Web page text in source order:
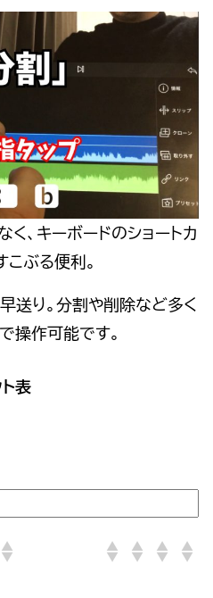
、キーボードのショートカ
こぶる便利。
送り。分割や削除など多く
操作可能です。
表